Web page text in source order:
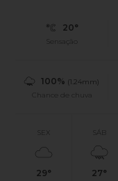
20°
Sensação
100% (1.24mm)
Chance de chuva
SEX
29°
SÁB
27°